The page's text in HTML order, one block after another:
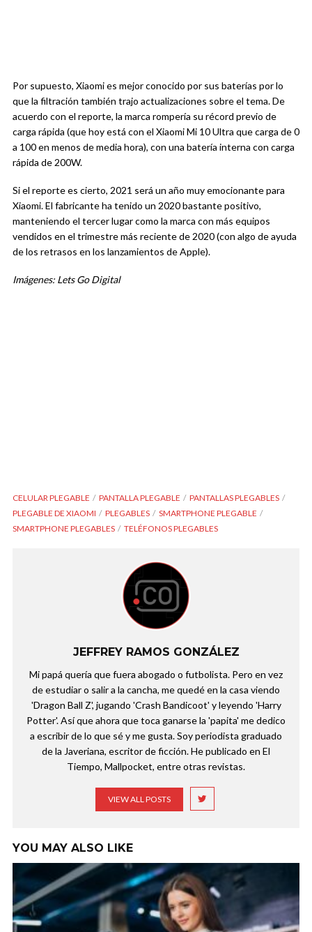
Por supuesto, Xiaomi es mejor conocido por sus baterías por lo
que la filtración también trajo actualizaciones sobre el tema. De
acuerdo con el reporte, la marca rompería su récord previo de
carga rápida (que hoy está con el Xiaomi Mi 10 Ultra que carga de 0
a 100 en menos de media hora), con una batería interna con carga
rápida de 200W.
Si el reporte es cierto, 2021 será un año muy emocionante para
Xiaomi. El fabricante ha tenido un 2020 bastante positivo,
manteniendo el tercer lugar como la marca con más equipos
vendidos en el trimestre más reciente de 2020 (con algo de ayuda
de los retrasos en los lanzamientos de Apple).
Imágenes: Lets Go Digital
CELULAR PLEGABLE PANTALLA PLEGABLE
PANTALLAS PLEGABLES
PLEGABLE DE XIAOMI
PLEGABLES
SMARTPHONE PLEGABLE
SMARTPHONE PLEGABLES
TELÉFONOS PLEGABLES
JEFFREY RAMOS GONZÁLEZ
Mi papá quería que fuera abogado o futbolista. Pero en vez
de estudiar o salir a la cancha, me quedé en la casa viendo
'Dragon Ball Z', jugando 'Crash Bandicoot' y leyendo 'Harry
Potter'. Así que ahora que toca ganarse la 'papita' me dedico
a escribir de lo que sé y me gusta. Soy periodista graduado
de la Javeriana, escritor de ficción. He publicado en El
Tiempo, Mallpocket, entre otras revistas.
VIEW ALL POSTS
YOU MAY ALSO LIKE